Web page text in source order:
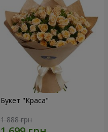
Букет "Краса"
1 888 грн